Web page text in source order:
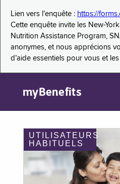
Lien vers l’enquête : https://
Cette enquête invite les New-
Nutrition Assistance Program,
anonymes, et nous apprécions
d’aide essentiels pour vous et
myBenefits
UTILISATEURS
HABITUELS